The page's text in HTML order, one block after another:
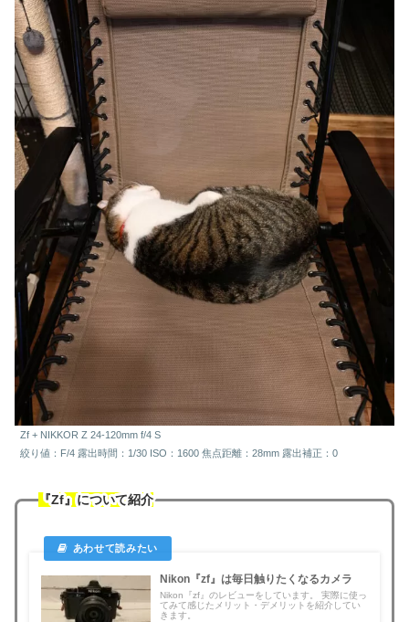
Zf + NIKKOR Z 24-120mm f/4 S
絞り値：F/4 露出時間：1/30 ISO：1600 焦点距離：28mm 露出補正：0
『Zf』について紹介
Nikon『zf』は毎日触りたくなるカメラ
Nikon『zf』のレビューをしています。 実際に使っ
てみて感じたメリット・デメリットを紹介してい
きます。